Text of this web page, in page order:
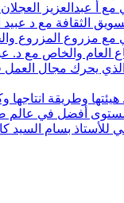
مع أ عبدالعزيز
مع مزروع المزروع
العام والخاص مع د.
يحرك مجال
هيئتها وطريقة انتاجها
أفضل في عالم
للأستاذ بسام السيد